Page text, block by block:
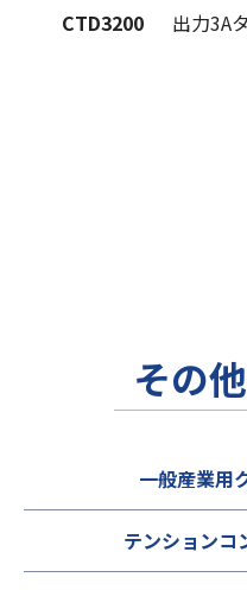
CTD3200 出力3A
その
一般産業用
テンションコ